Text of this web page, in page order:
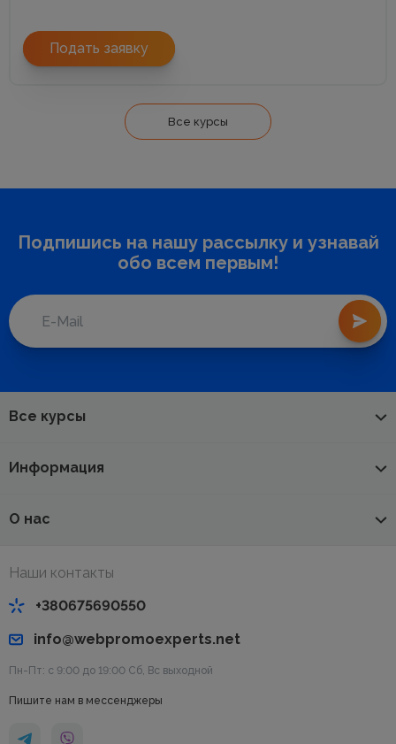
Подать заявку
Все курсы
Подпишись на нашу рассылку и узнавай
обо всем первым!
Все курсы
Информация
О нас
Наши контакты
+380675690550
info@webpromoexperts.net
Пн-Пт: с 9:00 до 19:00 Cб, Вс выходной
Пишите нам в мессенджеры